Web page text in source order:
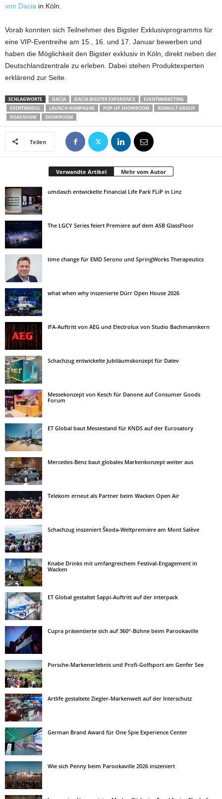
von Dacia in Köln.
Vorab konnten sich Teilnehmer des Bigster Exklusivprogramms für
eine VIP-Eventreihe am 15., 16. und 17. Januar bewerben und
haben die Möglichkeit den Bigster exklusiv in Köln, direkt neben der
Deutschlandzentrale zu erleben. Dabei stehen Produktexperten
erklärend zur Seite.
SCHLAGWORTE DACIA DACIA BIGSTER EXPERIENCE
EVENTMARKETING
EVENTMODUL
LAUNCH-KAMPAGNE POP-UP SHOWROOM
RENAULT GROUP
ROADSHOW
SHOWROOM
Teilen
Verwandte Artikel Mehr vom Autor
umdasch entwickelte Financial Life Park FLiP in Linz
The LGCY Series feiert Premiere auf dem ASB GlassFloor
time change für EMD Serono und SpringWorks Therapeutics
what when why inszenierte Dürr Open House 2026
IFA-Auftritt von AEG und Electrolux von Studio Bachmannkern
Schachzug entwickelte Jubiläumskonzept für Datev
Messekonzept von Kesch für Danone auf Consumer Goods
Forum
ET Global baut Messestand für KNDS auf der Eurosatory
Mercedes-Benz baut globales Markenkonzept weiter aus
Telekom erneut als Partner beim Wacken Open Air
Schachzug inszeniert Škoda-Weltpremiere am Mont Salève
Knabe Drinks mit umfangreichem Festival-Engagement in
Wacken
ET Global gestaltet Sappi-Auftritt auf der interpack
Cupra präsentierte sich auf 360°-Bühne beim Parookaville
Porsche-Markenerlebnis und Profi-Golfsport am Genfer See
Artlife gestaltete Ziegler-Markenwelt auf der Interschutz
German Brand Award für One Spie Experience Center
Wie sich Penny beim Parookaville 2026 inszeniert